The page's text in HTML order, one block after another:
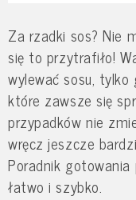
Za rzadki sos? Nie
się to przytrafiło!
wylewać sosu,
które zawsze się
przypadków nie
wręcz jeszcze
Poradnik
łatwo i szybko.